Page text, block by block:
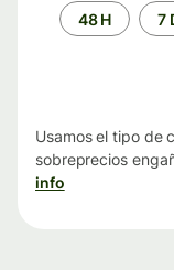
Periodo48 H 7
Usamos el tipo de
sobreprecios
info